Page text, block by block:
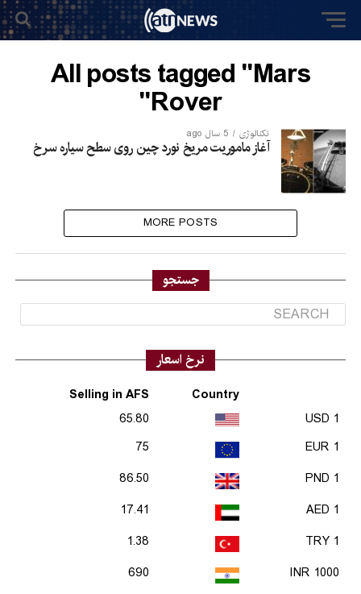
All posts tagged "Mars
Rover"
تکنالوژی 5 سال ago
آغاز ماموریت مریخ نورد چین روی سطح سیاره سرخ
MORE POSTS
جستجو
نرخ اسعار
Country
Selling in AFS
1 USD
65.80
1 EUR
75
1 PND
86.50
1 AED
17.41
1 TRY
1.38
1000 INR
690